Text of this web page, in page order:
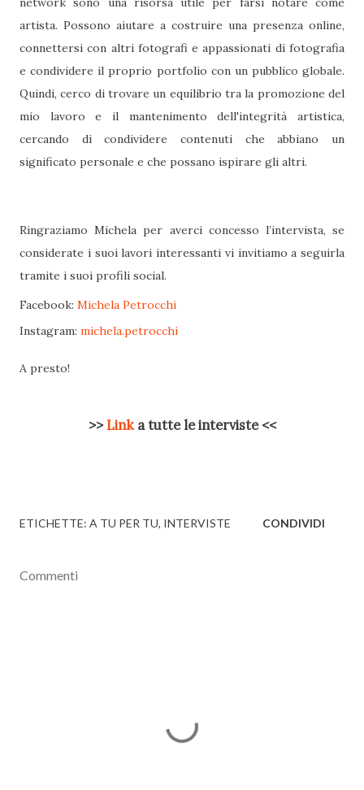
artista. Possono aiutare a costruire una presenza online,
connettersi con altri fotografi e appassionati di fotografia
e condividere il proprio portfolio con un pubblico globale.
Quindi, cerco di trovare un equilibrio tra la promozione del
mio lavoro e il mantenimento dell'integrità artistica,
cercando di condividere contenuti che abbiano un
significato personale e che possano ispirare gli altri.
Ringraziamo Michela per averci concesso l’intervista, se
considerate i suoi lavori interessanti vi invitiamo a seguirla
tramite i suoi profili social.
Facebook: Michela Petrocchi
Instagram: michela.petrocchi
A presto!
>>Linka tutte le interviste <<
ETICHETTE: A TU PER TU INTERVISTE CONDIVIDI
Commenti